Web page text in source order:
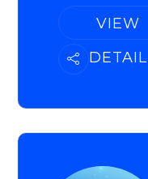
VIEW
DETAIL